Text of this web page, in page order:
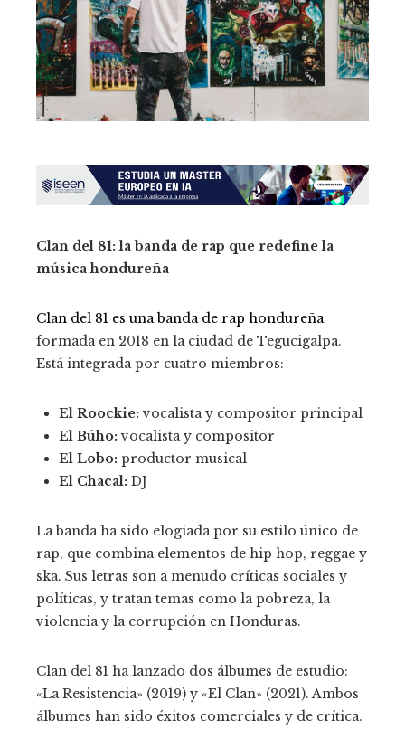
Clan del 81: la banda de rap que redefine la
música hondureña
Clan del 81 es una banda de rap hondureña
formada en 2018 en la ciudad de Tegucigalpa.
Está integrada por cuatro miembros:
El Roockie: vocalista y compositor principal
El Búho: vocalista y compositor
El Lobo: productor musical
El Chacal: DJ
La banda ha sido elogiada por su estilo único de
rap, que combina elementos de hip hop, reggae y
ska. Sus letras son a menudo críticas sociales y
políticas, y tratan temas como la pobreza, la
violencia y la corrupción en Honduras.
Clan del 81 ha lanzado dos álbumes de estudio:
«La Resistencia» (2019) y «El Clan» (2021). Ambos
álbumes han sido éxitos comerciales y de crítica.